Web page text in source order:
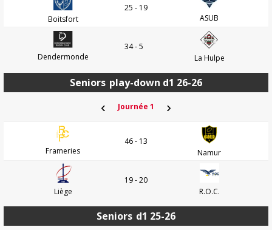
Boitsfort
25 - 19
ASUB
Dendermonde
34 - 5
La Hulpe
Seniors play-down d1 26-26
‹ Journée 1 ›
Frameries
46 - 13
Namur
Liège
19 - 20
R.O.C.
Seniors d1 25-26